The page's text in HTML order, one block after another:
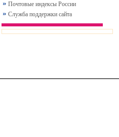
Почтовые индексы России
Служба поддержки сайта